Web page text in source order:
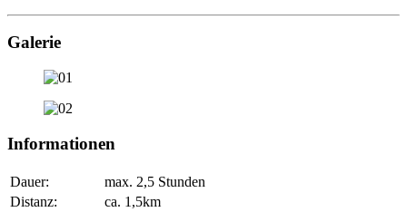
Galerie
Informationen
Dauer:
max. 2,5 Stunden
Distanz:
ca. 1,5km